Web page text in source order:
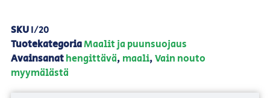
SKUI/20
TuotekategoriaMaalit ja puunsuojaus
Avainsanathengittävä, maali,Vain nouto
myymälästä